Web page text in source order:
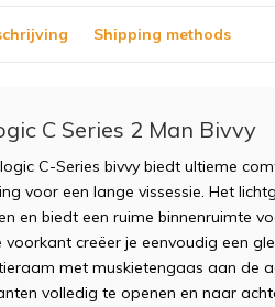
Shipping methods
C Series 2 Man Bivvy
C-Series bivvy biedt ultieme
ing voor een lange vissessie. Het lichtg
en biedt een ruime binnenruimte v
voorkant creëer je eenvoudig een
ieraam met muskietengaas aan de a
en volledig te openen en naar acht